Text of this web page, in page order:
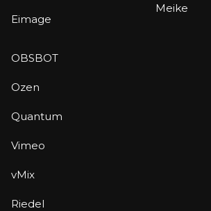
Eimage
Meike
OBSBOT
Ozen
Quantum
Vimeo
vMix
Riedel